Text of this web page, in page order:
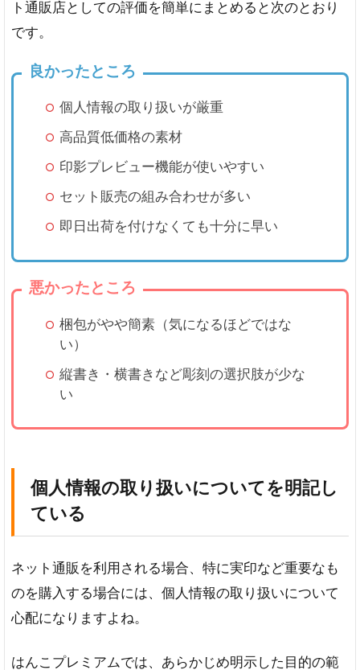
ト通販店としての評価を簡単にまとめると次のとおり
です。
良かったところ
個人情報の取り扱いが厳重
高品質低価格の素材
印影プレビュー機能が使いやすい
セット販売の組み合わせが多い
即日出荷を付けなくても十分に早い
悪かったところ
梱包がやや簡素（気になるほどではな
い）
縦書き・横書きなど彫刻の選択肢が少な
い
個人情報の取り扱いについてを明記し
ている
ネット通販を利用される場合、特に実印など重要なも
のを購入する場合には、個人情報の取り扱いについて
心配になりますよね。
はんこプレミアムでは、あらかじめ明示した目的の範